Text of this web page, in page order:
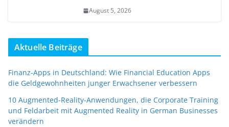
August 5, 2026
Aktuelle Beiträge
Finanz-Apps in Deutschland: Wie Financial Education Apps
die Geldgewohnheiten junger Erwachsener verbessern
10 Augmented-Reality-Anwendungen, die Corporate Training
und Feldarbeit mit Augmented Reality in German Businesses
verändern